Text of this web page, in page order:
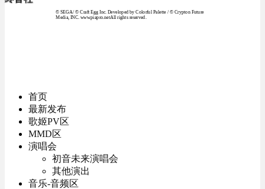
© SEGA / © Craft Egg Inc. Developed by Colorful Palette / © Crypton Future
Media, INC. www.piapro.netAll rights reserved.
首页
最新发布
歌姬PV区
MMD区
演唱会
初音未来演唱会
其他演出
音乐-音频区